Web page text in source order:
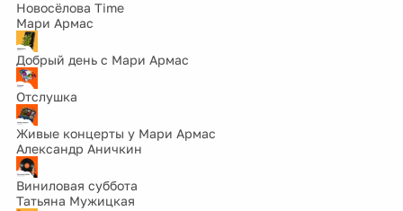
Новосёлова Time
Мари Армас
Добрый день с Мари Армас
Отслушка
Живые концерты у Мари Армас
Александр Аничкин
Виниловая суббота
Татьяна Мужицкая